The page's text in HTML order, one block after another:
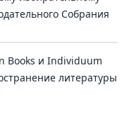
Собрания
Books и Individuum
литературы